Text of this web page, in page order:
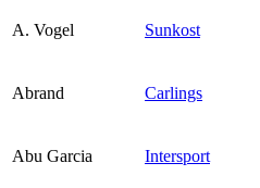
Finn frem
A. Vogel Sunkost
Abrand Carlings
Abu Garcia Intersport